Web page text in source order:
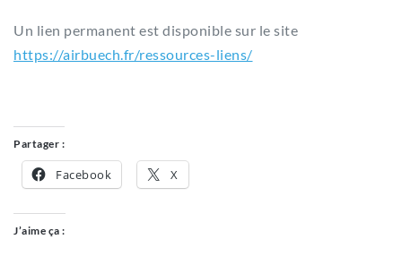
Un lien permanent est disponible sur le site
https://airbuech.fr/ressources-liens/
Partager :
Facebook X
J’aime ça :